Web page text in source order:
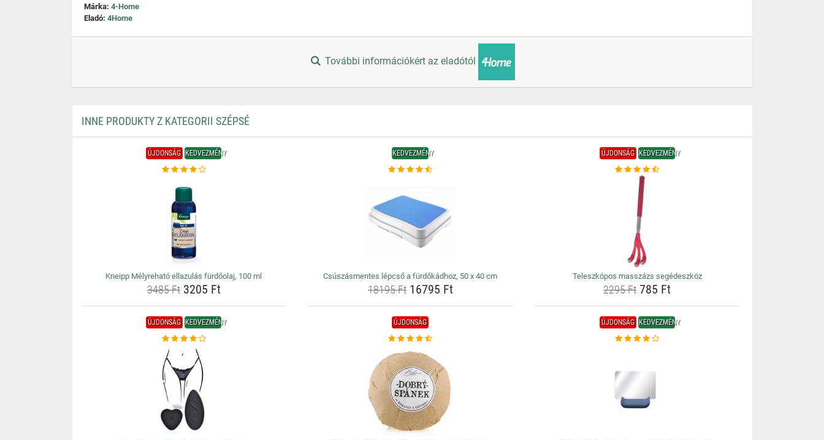
Márka: 4-Home
Eladó: 4Home
További információkért az eladótól
INNE PRODUKTY Z KATEGORII SZÉPSÉ
ÚJDONSÁG KEDVEZMÉNY
Kneipp Mélyreható ellazulás fürdőolaj, 100 ml
3485 Ft3205 Ft
KEDVEZMÉNY
Csúszásmentes lépcső a fürdőkádhoz, 50 x 40 cm
18195 Ft16795 Ft
ÚJDONSÁG KEDVEZMÉNY
Teleszkópos masszázs segédeszköz
2295 Ft 785 Ft
ÚJDONSÁG KEDVEZMÉNY ÚJDONSÁG ÚJDONSÁG KEDVEZMÉNY